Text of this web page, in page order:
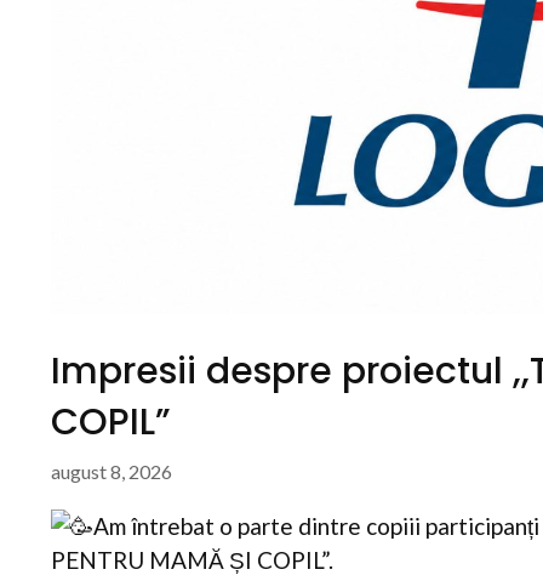
Impresii despre proiectul
COPIL”
august 8, 2026
Am întrebat o parte dintre copiii
PENTRU MAMĂ ȘI COPIL”.